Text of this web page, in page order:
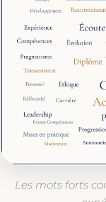
Les mots forts